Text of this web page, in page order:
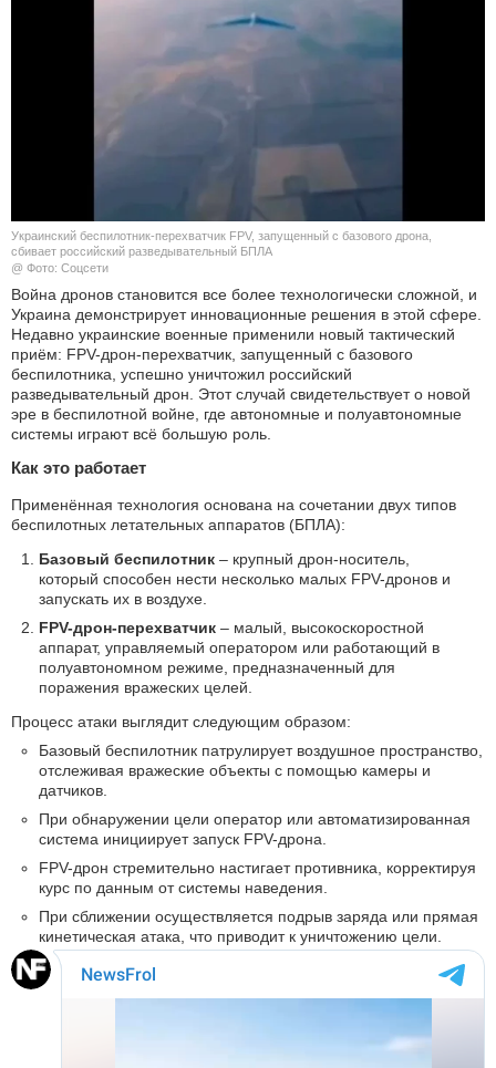
КУЛЬТУРА
НАУКА
СПОРТ
ШОУ-БИЗНЕС
АВТО И МОТО
ЭГОИЗМ
БЛОГ
Украинский беспилотник-перехватчик FPV, запущенный с базового дрона,
сбивает российский разведывательный БПЛА
@ Фото: Соцсети
Война дронов становится все более технологически сложной, и
Украина демонстрирует инновационные решения в этой сфере.
Недавно украинские военные применили новый тактический
приём: FPV-дрон-перехватчик, запущенный с базового
беспилотника, успешно уничтожил российский
разведывательный дрон. Этот случай свидетельствует о новой
эре в беспилотной войне, где автономные и полуавтономные
системы играют всё большую роль.
Как это работает
Применённая технология основана на сочетании двух типов
беспилотных летательных аппаратов (БПЛА):
Базовый беспилотник – крупный дрон-носитель,
который способен нести несколько малых FPV-дронов и
запускать их в воздухе.
FPV-дрон-перехватчик – малый, высокоскоростной
аппарат, управляемый оператором или работающий в
полуавтономном режиме, предназначенный для
поражения вражеских целей.
Процесс атаки выглядит следующим образом:
Базовый беспилотник патрулирует воздушное пространство,
отслеживая вражеские объекты с помощью камеры и
датчиков.
При обнаружении цели оператор или автоматизированная
система инициирует запуск FPV-дрона.
FPV-дрон стремительно настигает противника, корректируя
курс по данным от системы наведения.
При сближении осуществляется подрыв заряда или прямая
кинетическая атака, что приводит к уничтожению цели.